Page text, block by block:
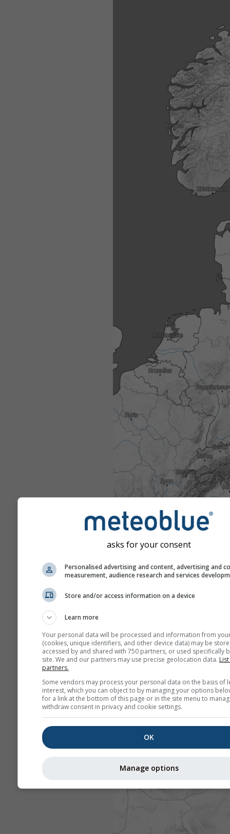
asks for your consent
Personalised advertising and content, advertising and
measurement, audience research and services
Store and/or access information on a device
Learn more
Your personal data will be processed and information from
(cookies, unique identifiers, and other device data) may be
accessed by and shared with 750 partners, or used specifically
site. We and our partners may use precise geolocation data.
partners.
Some vendors may process your personal data on the basis of
interest, which you can object to by managing your options
for a link at the bottom of this page or in the site menu to
withdraw consent in privacy and cookie settings.
OK
Manage options